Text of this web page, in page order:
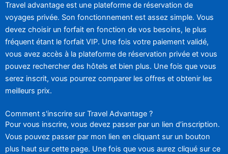
Travel advantage est une plateforme de réservation de
voyages privée. Son fonctionnement est assez simple. Vous
devez choisir un forfait en fonction de vos besoins, le plus
fréquent étant le forfait VIP. Une fois votre paiement validé,
vous avez accès à la plateforme de réservation privée et vous
pouvez rechercher des hôtels et bien plus. Une fois que vous
serez inscrit, vous pourrez comparer les offres et obtenir les
meilleurs prix.
Comment s'inscrire sur Travel Advantage ?
Pour vous inscrire, vous devez passer par un lien d’inscription.
Vous pouvez passer par mon lien en cliquant sur un bouton
plus haut sur cette page. Une fois que vous aurez cliqué sur ce